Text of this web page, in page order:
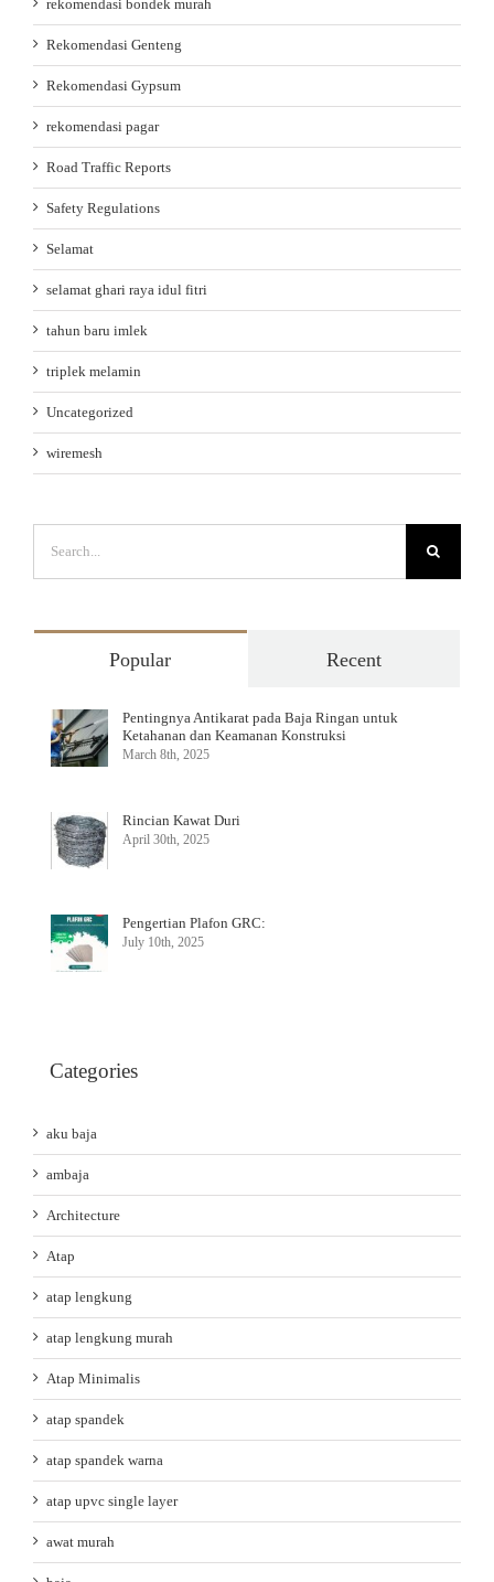
rekomendasi bondek murah
Rekomendasi Genteng
Rekomendasi Gypsum
rekomendasi pagar
Road Traffic Reports
Safety Regulations
Selamat
selamat ghari raya idul fitri
tahun baru imlek
triplek melamin
Uncategorized
wiremesh
for:
Popular Recent
Pentingnya Antikarat pada Baja Ringan untuk
Ketahanan dan Keamanan Konstruksi
March 8th, 2025
Rincian Kawat Duri
April 30th, 2025
Pengertian Plafon GRC:
July 10th, 2025
Categories
aku baja
ambaja
Architecture
Atap
atap lengkung
atap lengkung murah
Atap Minimalis
atap spandek
atap spandek warna
atap upvc single layer
awat murah